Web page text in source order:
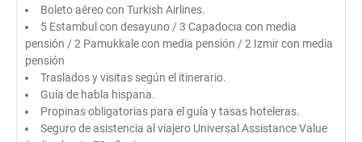
Boleto aéreo con Turkish Airlines.
5 Estambul con desayuno / 3 Capadocıa con media
pensión / 2 Pamukkale con media pensión / 2 Izmir con media
pensión
Traslados y visitas según el itinerario.
Guía de habla hispana.
Propinas obligatorias para el guía y tasas hoteleras.
Seguro de asistencia al viajero Universal Assistance Value